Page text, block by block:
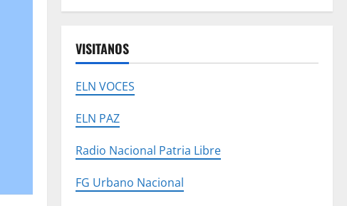
VISITANOS
ELN VOCES
ELN PAZ
Radio Nacional Patria Libre
FG Urbano Nacional